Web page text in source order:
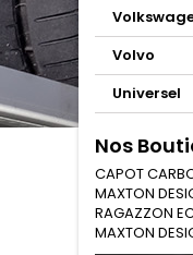
Volvo
Universel
Nos
CAPOT
MAXTON
RAGAZZON
MAXTON